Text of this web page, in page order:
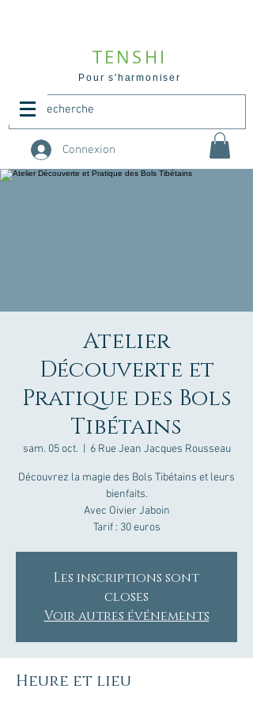
TENSHI
Pour s'harmoniser
Connexion
Atelier
Découverte et
Pratique des Bols
Tibétains
sam. 05 oct.
  |
6 Rue Jean Jacques Rousseau
Découvrez la magie des Bols Tibétains et leurs
bienfaits.
Avec Oivier Jaboin
Tarif : 30 euros
Les inscriptions sont
closes
Voir autres événements
Heure et lieu